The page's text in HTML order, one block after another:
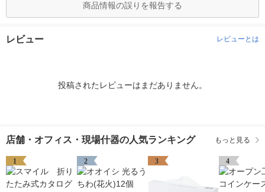
商品情報の誤りを報告する
レビュー レビューとは
投稿されたレビューはまだありません。
店舗・オフィス・現場什器の人気ランキング もっと見る
1 2 3 4